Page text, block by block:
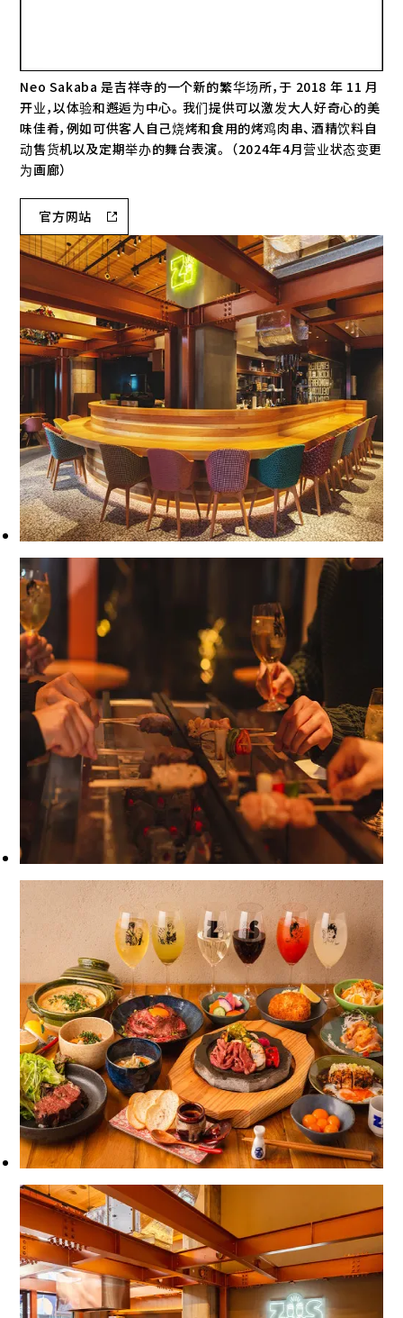
Neo Sakaba 是吉祥寺的一个新的繁华场所，于 2018 年 11 月
开业，以体验和邂逅为中心。我们提供可以激发大人好奇心的美
味佳肴，例如可供客人自己烧烤和食用的烤鸡肉串、酒精饮料自
动售货机以及定期举办的舞台表演。 （2024年4月营业状态变更
为画廊）
官方网站